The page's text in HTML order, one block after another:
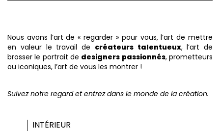
Nous avons l’art de « regarder » pour vous, l’art de mettre
en valeur le travail de créateurs talentueux, l’art de
brosser le portrait de designers passionnés, prometteurs
ou iconiques, l’art de vous les montrer !
Suivez notre regard et entrez dans le monde de la création.
INTÉRIEUR